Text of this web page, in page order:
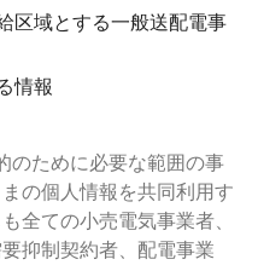
区域とする一般送配電事
情報
のために必要な範囲の事
の個人情報を共同利用す
全ての小売電気事業者、
抑制契約者、配電事業